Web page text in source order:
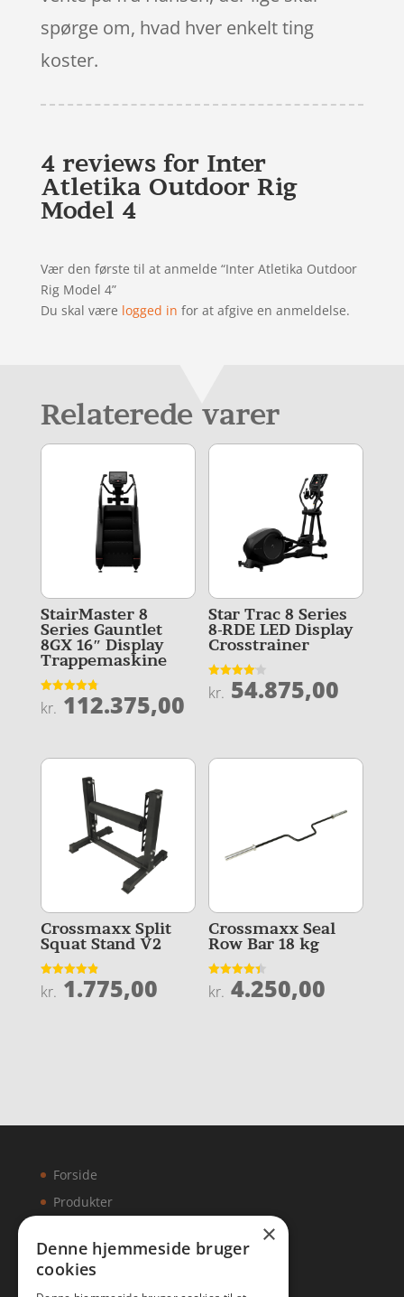
spørge om, hvad hver enkelt ting
koster.
4 reviews for Inter
Atletika Outdoor Rig
Model 4
Vær den første til at anmelde “Inter Atletika Outdoor
Rig Model 4”
Du skal være logged in for at afgive en anmeldelse.
Relaterede varer
StairMaster 8
Series Gauntlet
8GX 16″ Display
Trappemaskine
Vurderet
4.8
kr. 112.375,00
Star Trac 8 Series
8-RDE LED Display
Crosstrainer
Vurderet
4.1
kr. 54.875,00
Crossmaxx Split
Squat Stand V2
Vurderet
4.9
kr. 1.775,00
Crossmaxx Seal
Row Bar 18 kg
Vurderet
4.4
kr. 4.250,00
Forside
Produkter
Artikler
×
Denne hjemmeside bruger
cookies